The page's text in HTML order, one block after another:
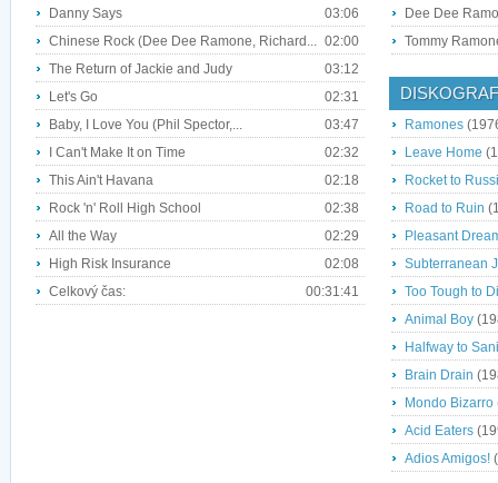
Danny Says
03:06
Chinese Rock (Dee Dee Ramone, Richard... 02:00
The Return of Jackie and Judy
03:12
Let's Go
02:31
Baby, I Love You (Phil Spector,...
03:47
I Can't Make It on Time
02:32
This Ain't Havana
02:18
Rock 'n' Roll High School
02:38
All the Way
02:29
High Risk Insurance
02:08
Celkový čas:
00:31:41
Dee Dee
Tommy
Ramones
Leave Home
Rocket to
Road to Ruin
Pleasant
Subterranean
Too Tough to
Animal Boy
Halfway to
Brain Drain
Mondo Bizarro
Acid Eaters
Adios Amigos!